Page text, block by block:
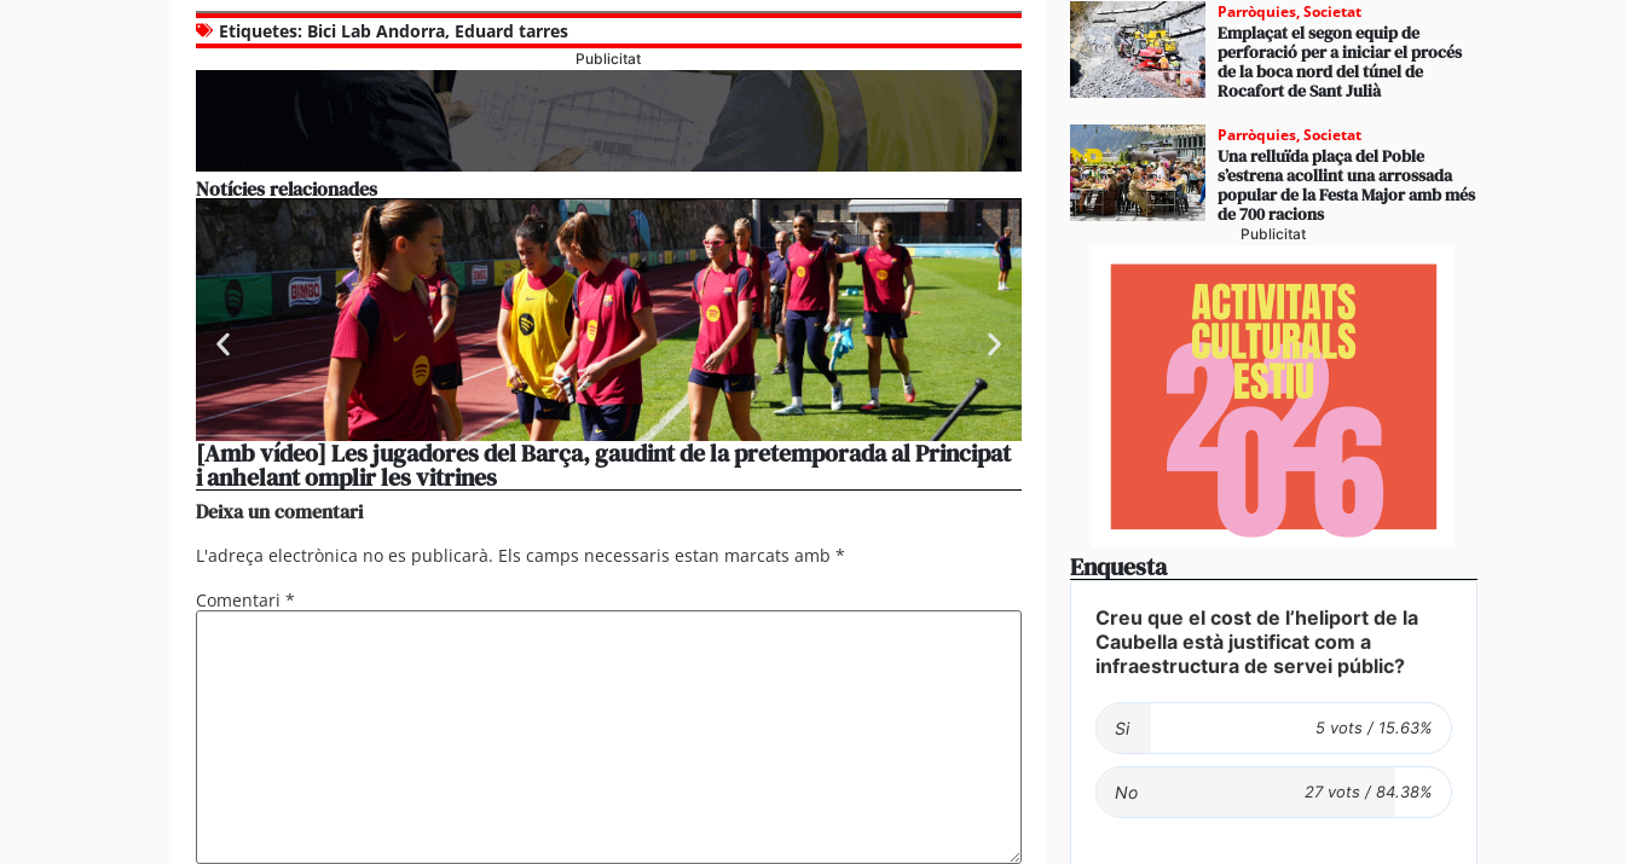
Etiquetes: Bici Lab Andorra, Eduard tarres
Publicitat
Notícies relacionades
[Amb vídeo] Les jugadores del Barça, gaudint de la pretemporada al Principat
i anhelant omplir les vitrines
El cos d’ordre arresta dos turistes durant la nit de
dijous per agressió a les parelles
Deixa un comentari
L'adreça electrònica no es publicarà. Els camps necessaris estan marcats amb *
Comentari *
Parròquies,Societat
Emplaçat el segon equip de
perforació per a iniciar el procés
de la boca nord del túnel de
Rocafort de Sant Julià
Parròquies,Societat
Una relluïda plaça del Poble
s’estrena acollint una arrossada
popular de la Festa Major amb més
de 700 racions
Publicitat
Enquesta
Creu que el cost de l’heliport de la
Caubella està justificat com a
infraestructura de servei públic?
Si
No